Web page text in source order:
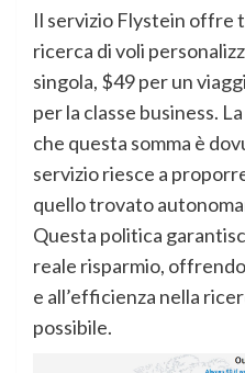
Il servizio Flystein offre
ricerca di voli
singola, $49 per un
per la classe business.
che questa somma è
servizio riesce a
quello trovato
Questa politica
reale risparmio,
e all’efficienza nella
possibile.